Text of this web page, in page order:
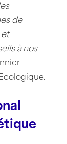
de
et
à nos